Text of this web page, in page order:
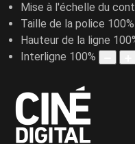
Mise à l'échelle du
Taille de la police 100%
Hauteur de la ligne 100
Interligne 100%